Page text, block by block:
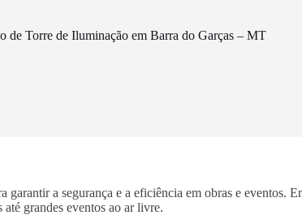
de Torre de Iluminação em Barra do Garças – MT
garantir a segurança e a eficiência em obras e
até grandes eventos ao ar livre.